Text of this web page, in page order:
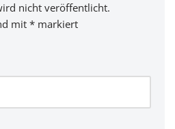
nicht veröffentlicht.
mit * markiert